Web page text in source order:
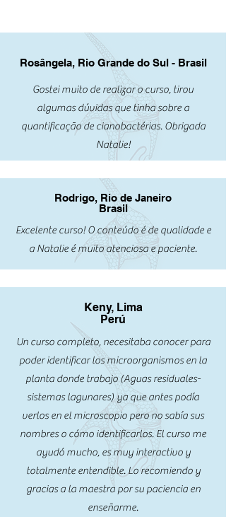
Rosângela, Rio Grande do Sul - Brasil
Gostei muito de realizar o curso, tirou
algumas dúvidas que tinha sobre a
quantificação de cianobactérias. Obrigada
Natalie!
Rodrigo, Rio de Janeiro
Brasil
Excelente curso! O conteúdo é de qualidade e
a Natalie é muito atenciosa e paciente.
Keny, Lima
Perú
Un curso completo, necesitaba conocer para
poder identificar los microorganismos en la
planta donde trabajo (Aguas residuales-
sistemas lagunares) ya que antes podía
verlos en el microscopio pero no sabía sus
nombres o cómo identificarlos. El curso me
ayudó mucho, es muy interactivo y
totalmente entendible. Lo recomiendo y
gracias a la maestra por su paciencia en
enseñarme.